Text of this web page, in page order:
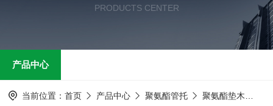
产品中心
在线留言
PRODUCTS CENTER
产品中心
当前位置： 首页 产品中心 聚氨酯管托 聚氨酯垫木